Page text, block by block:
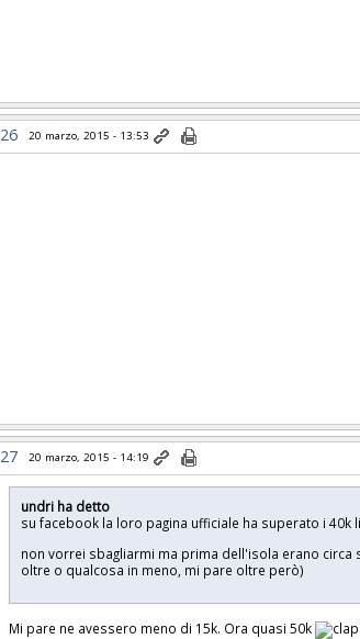
26 20 marzo, 2015 - 13:53
27 20 marzo, 2015 - 14:19
undri ha detto
su facebook la loro pagina ufficiale ha superato i 40k
non vorrei sbagliarmi ma prima dell'isola erano circa
oltre o qualcosa in meno, mi pare oltre però)
Mi pare ne avessero meno di 15k. Ora quasi 50k